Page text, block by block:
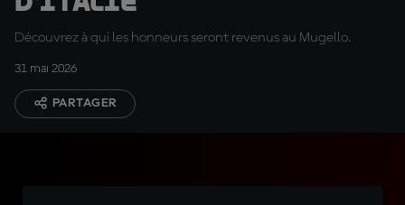
Découvrez à qui les honneurs seront revenus au Mugello.
31 mai 2026
PARTAGER